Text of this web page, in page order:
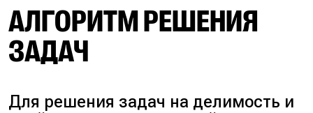
АЛГОРИТМ РЕШЕНИЯ
ЗАДАЧ
Для решения задач на делимость и